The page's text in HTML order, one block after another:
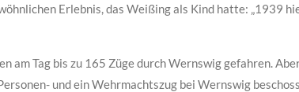
Erlebnis, das Weißing als Kind hatte: „1939
am Tag bis zu 165 Züge durch Wernswig gefahren.
und ein Wehrmachtszug bei Wernswig